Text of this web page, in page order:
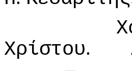
Χρίστoυ.